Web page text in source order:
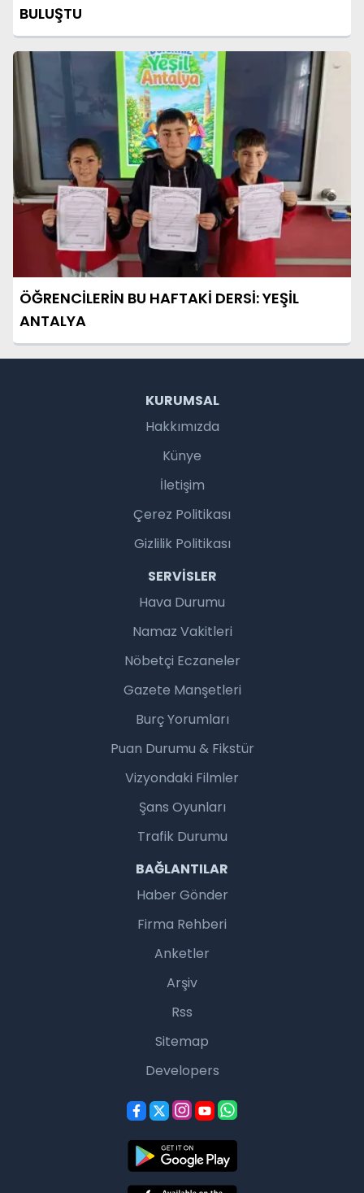
BULUŞTU
ÖĞRENCİLERİN BU HAFTAKİ DERSİ: YEŞİL
ANTALYA
KURUMSAL
Hakkımızda
Künye
İletişim
Çerez Politikası
Gizlilik Politikası
SERVISLER
Hava Durumu
Namaz Vakitleri
Nöbetçi Eczaneler
Gazete Manşetleri
Burç Yorumları
Puan Durumu & Fikstür
Vizyondaki Filmler
Şans Oyunları
Trafik Durumu
BAĞLANTILAR
Haber Gönder
Firma Rehberi
Anketler
Arşiv
Rss
Sitemap
Developers